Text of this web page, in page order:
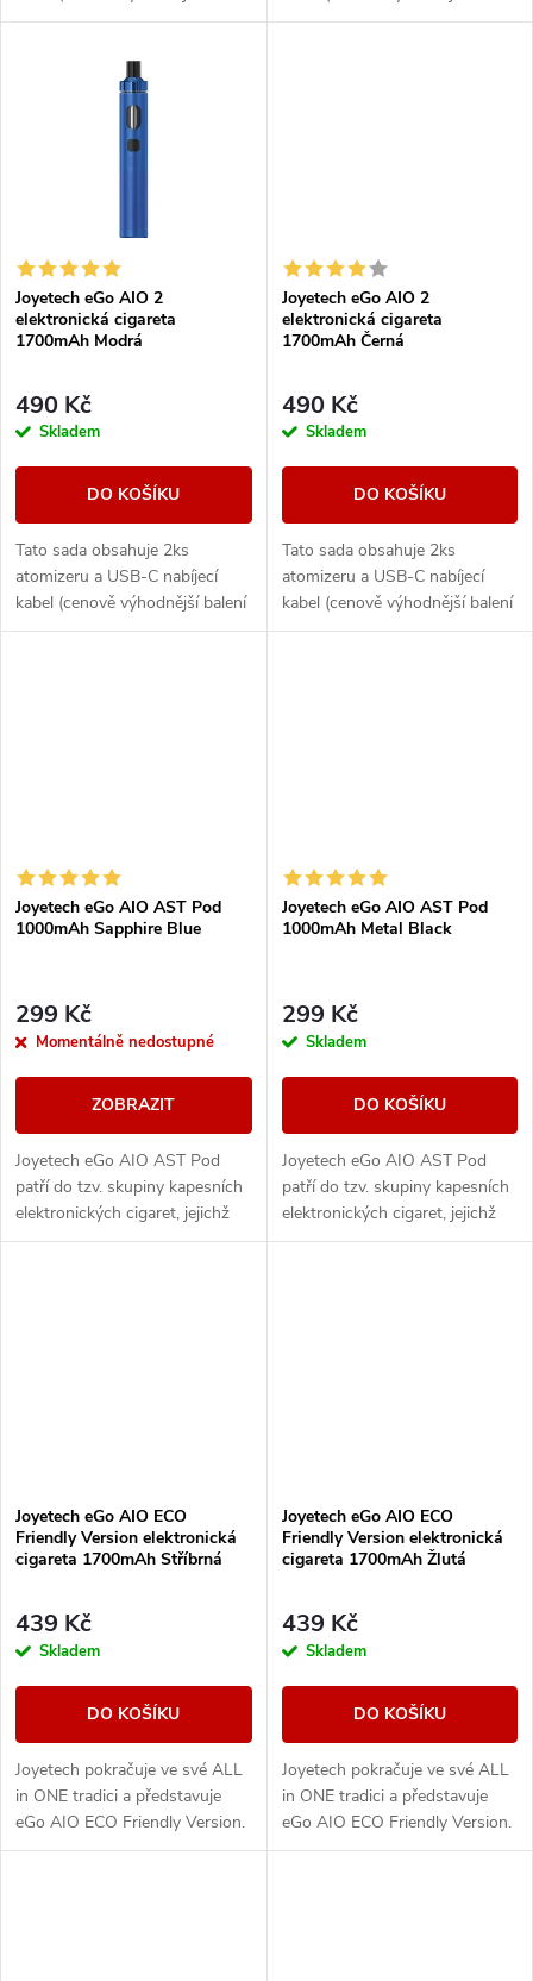
k
oproti základní verzi). Ikona
oproti základní verzi). Ikona
Joyetech eGo AIO 2
elektronická cigareta
1700mAh Modrá
490 Kč
Skladem
DO KOŠÍKU
Tato sada obsahuje 2ks
atomizeru a USB-C nabíjecí
kabel (cenově výhodnější balení
oproti základní verzi). Ikona
Joyetech eGo AIO 2
elektronická cigareta
1700mAh Černá
490 Kč
Skladem
DO KOŠÍKU
Tato sada obsahuje 2ks
atomizeru a USB-C nabíjecí
kabel (cenově výhodnější balení
oproti základní verzi). Ikona
Joyetech eGo AIO AST Pod
1000mAh Sapphire Blue
299 Kč
Momentálně nedostupné
ZOBRAZIT
Joyetech eGo AIO AST Pod
patří do tzv. skupiny kapesních
elektronických cigaret, jejichž
výhodou jsou kompaktní
Joyetech eGo AIO AST Pod
1000mAh Metal Black
299 Kč
Skladem
DO KOŠÍKU
Joyetech eGo AIO AST Pod
patří do tzv. skupiny kapesních
elektronických cigaret, jejichž
výhodou jsou kompaktní
Joyetech eGo AIO ECO
Friendly Version elektronická
cigareta 1700mAh Stříbrná
439 Kč
Skladem
DO KOŠÍKU
Joyetech pokračuje ve své ALL
in ONE tradici a představuje
eGo AIO ECO Friendly Version.
Designově řešené tělo e-
Joyetech eGo AIO ECO
Friendly Version elektronická
cigareta 1700mAh Žlutá
439 Kč
Skladem
DO KOŠÍKU
Joyetech pokračuje ve své ALL
in ONE tradici a představuje
eGo AIO ECO Friendly Version.
Designově řešené tělo e-